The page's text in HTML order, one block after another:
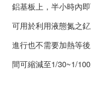
鋁基板上，半小時內
可用於利用液態氮之
進行也不需要加熱等
間可縮減至1/30~1/100